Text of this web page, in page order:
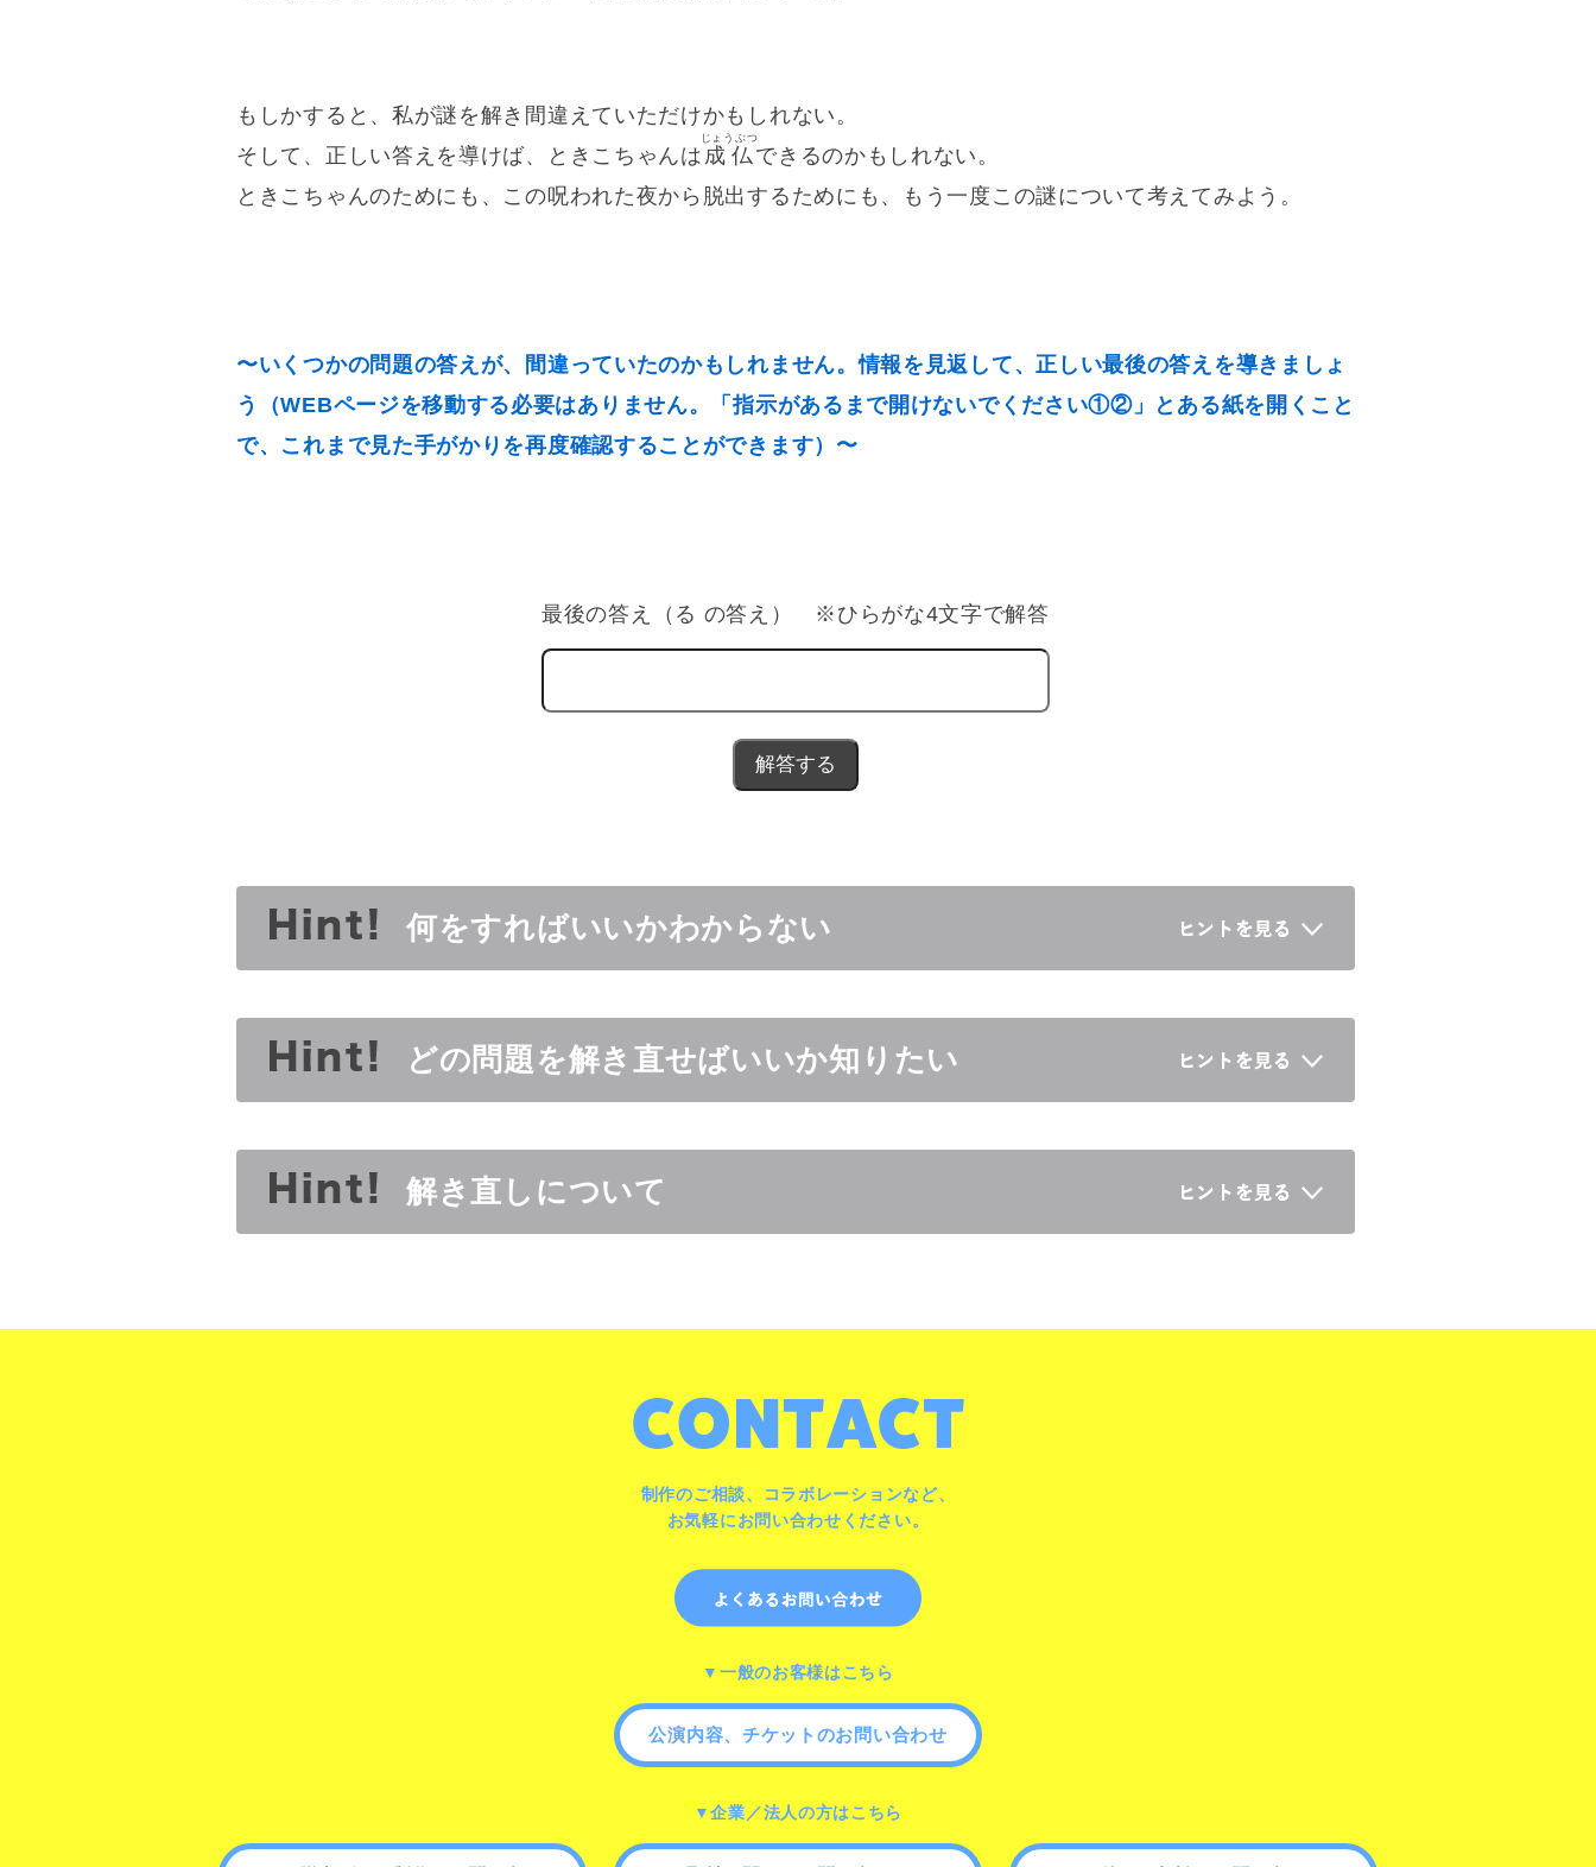
もしかすると、私が謎を解き間違えていただけかもしれない。
そして、正しい答えを導けば、ときこちゃんは 成仏
じょうぶつ
できるのかもしれない。
ときこちゃんのためにも、この呪われた夜から脱出するためにも、もう一度この謎について考えてみよう。
〜いくつかの問題の答えが、間違っていたのかもしれません。情報を見返して、正しい最後の答えを導きましょ
う（WEBページを移動する必要はありません。「指示があるまで開けないでください①②」とある紙を開くこと
で、これまで見た手がかりを再度確認することができます）〜
最後の答え（る の答え） ※ひらがな4文字で解答
何をすればいいかわからない
どの問題を解き直せばいいか知りたい
解き直しについて
制作のご相談、コラボレーションなど、
お気軽にお問い合わせください。
▼一般のお客様はこちら
公演内容、チケットのお問い合わせ
▼企業／法人の方はこちら